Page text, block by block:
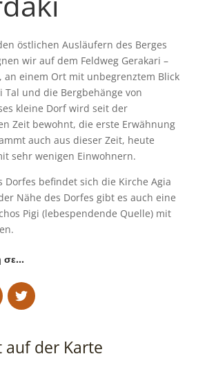
östlichen Ausläufern des Berges
wir auf dem Feldweg Gerakari –
an einem Ort mit unbegrenztem Blick
Tal und die Bergbehänge von
kleine Dorf wird seit der
Zeit bewohnt, die erste Erwähnung
auch aus dieser Zeit, heute
sehr wenigen Einwohnern.
Dorfes befindet sich die Kirche Agia
Nähe des Dorfes gibt es auch eine
Pigi (lebespendende Quelle) mit
σε…
auf der Karte